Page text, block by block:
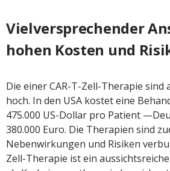
Vielversprechender
hohen Kosten und
Die einer CAR-T-Zell-Therapie sind
hoch. In den USA kostet eine
475.000 US-Dollar pro Patient
380.000 Euro. Die Therapien sind
Nebenwirkungen und Risiken
Zell-Therapie ist ein